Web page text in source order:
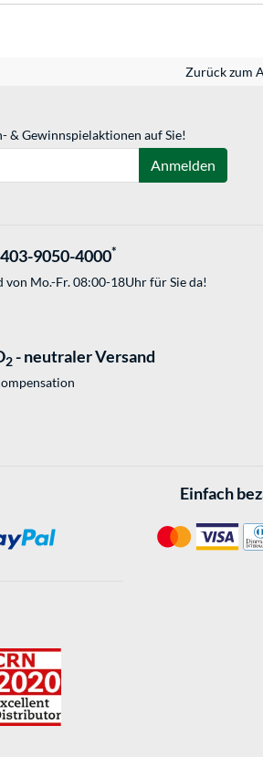
Zurück zum
& Gewinnspielaktionen auf Sie!
Anmelden
9050-4000*
von Mo.-Fr. 08:00-18Uhr für Sie da!
2 - neutraler Versand
Einfach